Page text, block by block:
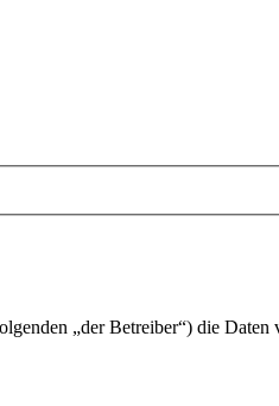
„der Betreiber“) die Daten